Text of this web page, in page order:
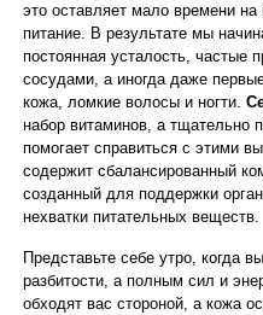
это оставляет мало времени
питание. В результате мы
постоянная усталость, частые
сосудами, а иногда даже
кожа, ломкие волосы и ногти.
набор витаминов, а тщательно
помогает справиться с этими
содержит сбалансированный
созданный для поддержки
нехватки питательных веществ.
Представьте себе утро, когда
разбитости, а полным сил и
обходят вас стороной, а кожа